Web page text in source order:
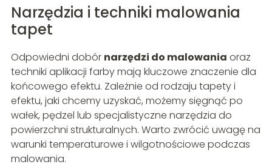
Narzędzia i techniki malowania
tapet
Odpowiedni dobór narzędzi do malowania oraz
techniki aplikacji farby mają kluczowe znaczenie dla
końcowego efektu. Zależnie od rodzaju tapety i
efektu, jaki chcemy uzyskać, możemy sięgnąć po
wałek, pędzel lub specjalistyczne narzędzia do
powierzchni strukturalnych. Warto zwrócić uwagę na
warunki temperaturowe i wilgotnościowe podczas
malowania.